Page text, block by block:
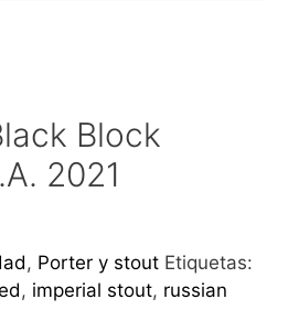
Block
2021
, Porter y stout Etiquetas:
, imperial stout, russian